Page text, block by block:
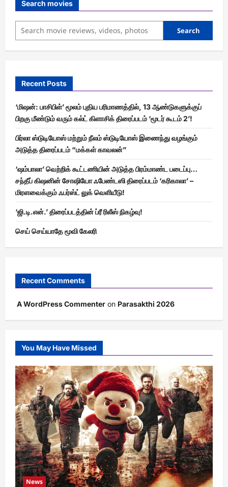
Search movies
Search
Recent Posts
‘மிஷன்: பாசிபிள்’ மூலம் புதிய பரிமாணத்தில், 13 ஆண்டுகளுக்குப்
பிறகு மீண்டும் வரும் கல்ட் கிளாசிக் திரைப்படம் ‘மூடர் கூடம் 2’!
பிர்லா ஸ்டுடியோஸ் மற்றும் நீலம் ஸ்டுடியோஸ் இணைந்து வழங்கும்
அடுத்த திரைப்படம் “மக்கள் காவலன்”
‘ஷம்பாலா’ வெற்றிக் கூட்டணியின் அடுத்த பிரம்மாண்ட படைப்பு…
சந்தீப் கிஷனின் சோஷியோ ஃபேண்டஸி திரைப்படம் ‘கரிகாலா’ –
மிரளவைக்கும் ஃபர்ஸ்ட் லுக் வெளியீடு!
‘ஜி.டி.என்.’ திரைப்படத்தின் ப்ரீ ரிலீஸ் நிகழ்வு!
செய் செய்யாதே மூவி கேலரி
Recent Comments
A WordPress Commenter on Parasakthi 2026
You May Have Missed
News